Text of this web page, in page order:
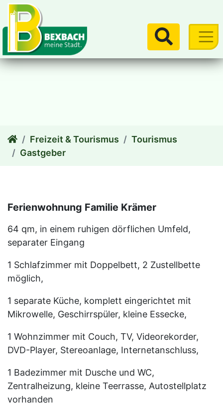
zum Inhalt
Suchen
Freizeit & Tourismus
Tourismus
Gastgeber
Ferienwohnung Familie Krämer
64 qm, in einem ruhigen dörflichen Umfeld,
separater Eingang
1 Schlafzimmer mit Doppelbett, 2 Zustellbette
möglich,
1 separate Küche, komplett eingerichtet mit
Mikrowelle, Geschirrspüler, kleine Essecke,
1 Wohnzimmer mit Couch, TV, Videorekorder,
DVD-Player, Stereoanlage, Internetanschluss,
1 Badezimmer mit Dusche und WC,
Zentralheizung, kleine Teerrasse, Autostellplatz
vorhanden